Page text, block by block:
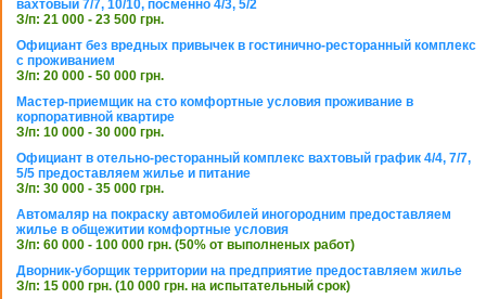
вахтовый 7/7, 10/10, посменно 4/3, 5/2
З/п: 21 000 - 23 500 грн.
Официант без вредных привычек в гостинично-ресторанный комплекс
с проживанием
З/п: 20 000 - 50 000 грн.
Мастер-приемщик на сто комфортные условия проживание в
корпоративной квартире
З/п: 10 000 - 30 000 грн.
Официант в отельно-ресторанный комплекс вахтовый график 4/4, 7/7,
5/5 предоставляем жилье и питание
З/п: 30 000 - 35 000 грн.
Автомаляр на покраску автомобилей иногородним предоставляем
жилье в общежитии комфортные условия
З/п: 60 000 - 100 000 грн. (50% от выполненых работ)
Дворник-уборщик территории на предприятие предоставляем жилье
З/п: 15 000 грн. (10 000 грн. на испытательный срок)